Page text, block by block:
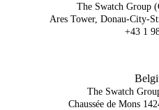
The Swatch Group
Ares Tower, Donau-City-
+43 1
The Swatch
Chaussée de Mons